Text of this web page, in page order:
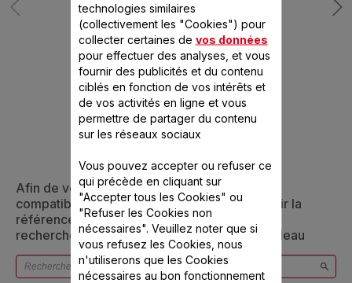
CONÇU POUR 2
PRODUIT(S)
Afin de vous assurer que cet article est bien
compatible avec votre appareil, veuillez saisir la
référence de votre produit dans la barre de
recherche ci-dessous ou vous référer au tableau
technologies similaires
(collectivement les "Cookies") pour
collecter certaines de vos données
pour effectuer des analyses, et vous
fournir des publicités et du contenu
ciblés en fonction de vos intérêts et
de vos activités en ligne et vous
permettre de partager du contenu
sur les réseaux sociaux
Vous pouvez accepter ou refuser ce
qui précède en cliquant sur
"Accepter tous les Cookies" ou
"Refuser les Cookies non
nécessaires". Veuillez noter que si
vous refusez les Cookies, nous
n'utiliserons que les Cookies
nécessaires au bon fonctionnement